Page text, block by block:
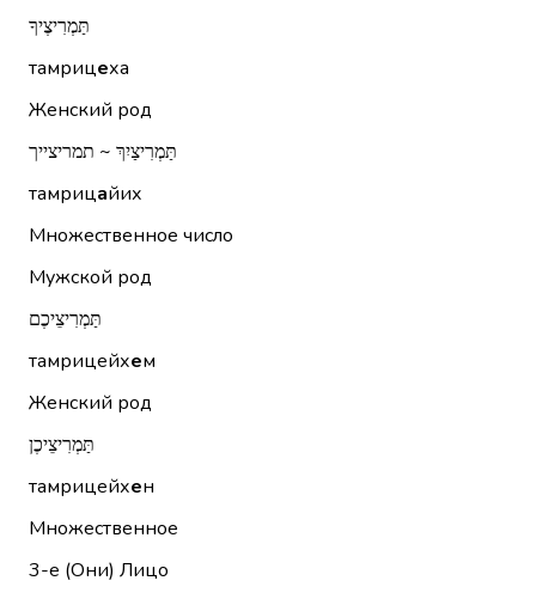
תַּמְרִיצֶיךָ
тамрицеха
Женский род
תַּמְרִיצַיִךְ ~ תמריצייך
тамрицайих
Множественное число
Мужской род
תַּמְרִיצֵיכֶם
тамрицейхем
Женский род
תַּמְרִיצֵיכֶן
тамрицейхен
Множественное
3-е (Они) Лицо